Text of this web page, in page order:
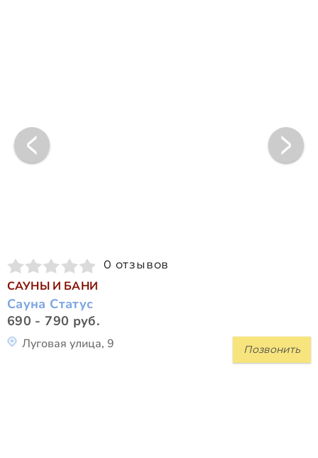
0 отзывов
САУНЫ И БАНИ
Сауна Статус
690 - 790 руб.
Позвонить
Луговая улица, 9